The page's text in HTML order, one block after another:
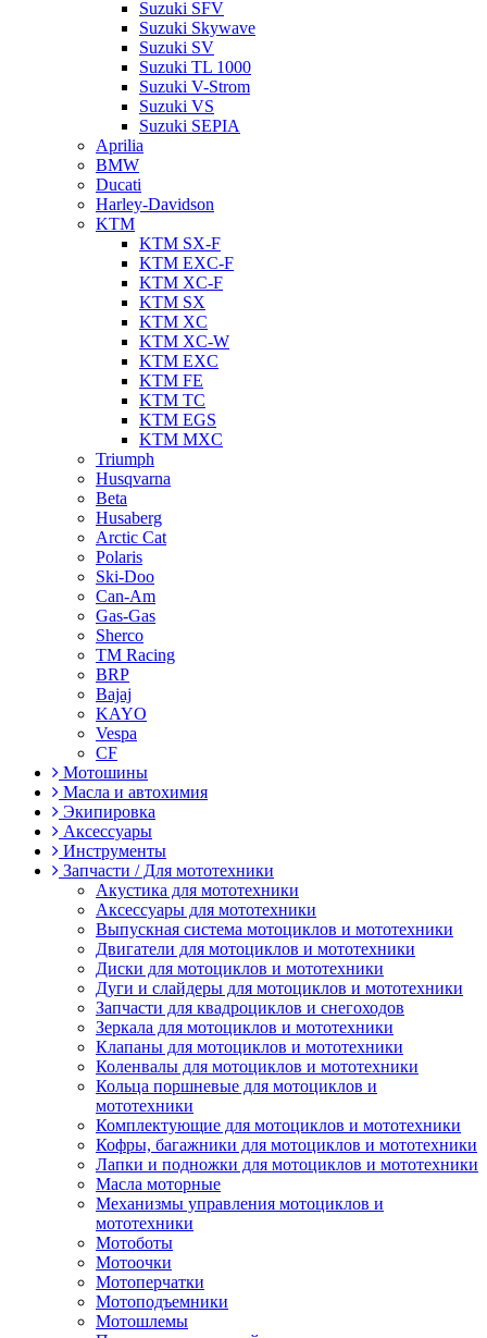
Suzuki SFV
Suzuki Skywave
Suzuki SV
Suzuki TL 1000
Suzuki V-Strom
Suzuki VS
Suzuki SEPIA
Aprilia
BMW
Ducati
Harley-Davidson
KTM
KTM SX-F
KTM EXC-F
KTM XC-F
KTM SX
KTM XC
KTM XC-W
KTM EXC
KTM FE
KTM TC
KTM EGS
KTM MXC
Triumph
Husqvarna
Beta
Husaberg
Arctic Cat
Polaris
Ski-Doo
Can-Am
Gas-Gas
Sherco
TM Racing
BRP
Bajaj
KAYO
Vespa
CF
Мотошины
Масла и автохимия
Экипировка
Аксессуары
Инструменты
Запчасти / Для мототехники
Акустика для мототехники
Аксессуары для мототехники
Выпускная система мотоциклов и мототехники
Двигатели для мотоциклов и мототехники
Диски для мотоциклов и мототехники
Дуги и слайдеры для мотоциклов и мототехники
Запчасти для квадроциклов и снегоходов
Зеркала для мотоциклов и мототехники
Клапаны для мотоциклов и мототехники
Коленвалы для мотоциклов и мототехники
Кольца поршневые для мотоциклов и
мототехники
Комплектующие для мотоциклов и мототехники
Кофры, багажники для мотоциклов и мототехники
Лапки и подножки для мотоциклов и мототехники
Масла моторные
Механизмы управления мотоциклов и
мототехники
Мотоботы
Мотоочки
Мотоперчатки
Мотоподъемники
Мотошлемы